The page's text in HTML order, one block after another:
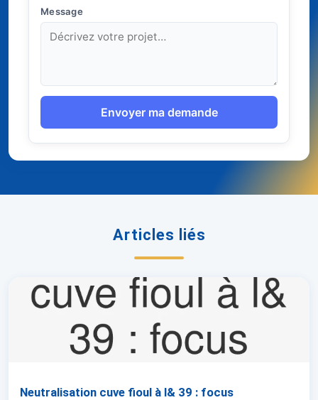
Message
Envoyer ma demande
Articles liés
Neutralisation cuve fioul à l& 39 : focus